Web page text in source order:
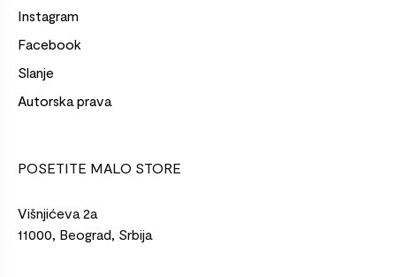
Instagram
Facebook
Slanje
Autorska prava
POSETITE MALO STORE
Višnjićeva 2a
11000, Beograd, Srbija